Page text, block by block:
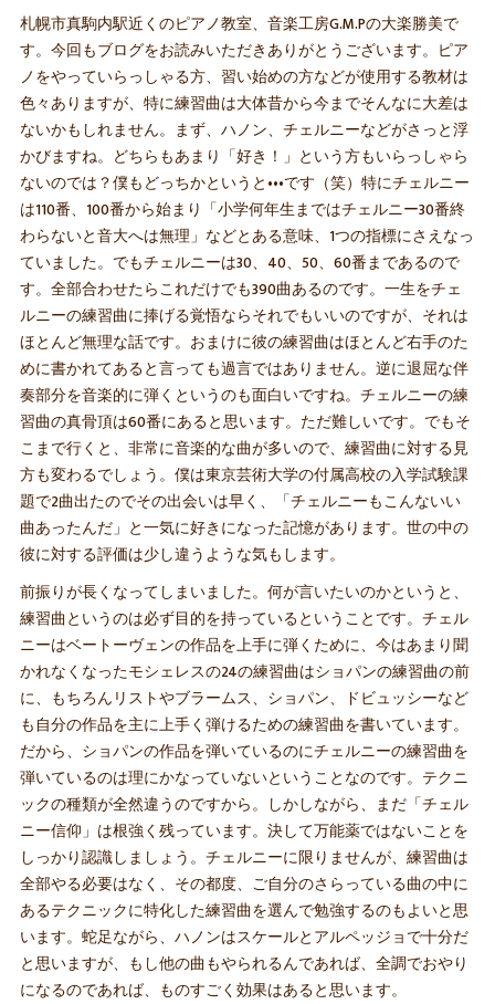
札幌市真駒内駅近くのピアノ教室、音楽工房G.M.Pの大楽勝美で
す。今回もブログをお読みいただきありがとうございます。ピア
ノをやっていらっしゃる方、習い始めの方などが使用する教材は
色々ありますが、特に練習曲は大体昔から今までそんなに大差は
ないかもしれません。まず、ハノン、チェルニーなどがさっと浮
かびますね。どちらもあまり「好き！」という方もいらっしゃら
ないのでは？僕もどっちかというと•••です（笑）特にチェルニー
は110番、100番から始まり「小学何年生まではチェルニー30番終
わらないと音大へは無理」などとある意味、1つの指標にさえなっ
ていました。でもチェルニーは30、40、50、60番まであるので
す。全部合わせたらこれだけでも390曲あるのです。一生をチェ
ルニーの練習曲に捧げる覚悟ならそれでもいいのですが、それは
ほとんど無理な話です。おまけに彼の練習曲はほとんど右手のた
めに書かれてあると言っても過言ではありません。逆に退屈な伴
奏部分を音楽的に弾くというのも面白いですね。チェルニーの練
習曲の真骨頂は60番にあると思います。ただ難しいです。でもそ
こまで行くと、非常に音楽的な曲が多いので、練習曲に対する見
方も変わるでしょう。僕は東京芸術大学の付属高校の入学試験課
題で2曲出たのでその出会いは早く、「チェルニーもこんないい
曲あったんだ」と一気に好きになった記憶があります。世の中の
彼に対する評価は少し違うような気もします。
前振りが長くなってしまいました。何が言いたいのかというと、
練習曲というのは必ず目的を持っているということです。チェル
ニーはベートーヴェンの作品を上手に弾くために、今はあまり聞
かれなくなったモシェレスの24の練習曲はショパンの練習曲の前
に、もちろんリストやブラームス、ショパン、ドビュッシーなど
も自分の作品を主に上手く弾けるための練習曲を書いています。
だから、ショパンの作品を弾いているのにチェルニーの練習曲を
弾いているのは理にかなっていないということなのです。テクニ
ックの種類が全然違うのですから。しかしながら、まだ「チェル
ニー信仰」は根強く残っています。決して万能薬ではないことを
しっかり認識しましょう。チェルニーに限りませんが、練習曲は
全部やる必要はなく、その都度、ご自分のさらっている曲の中に
あるテクニックに特化した練習曲を選んで勉強するのもよいと思
います。蛇足ながら、ハノンはスケールとアルペッジョで十分だ
と思いますが、もし他の曲もやられるんであれば、全調でおやり
になるのであれば、ものすごく効果はあると思います。